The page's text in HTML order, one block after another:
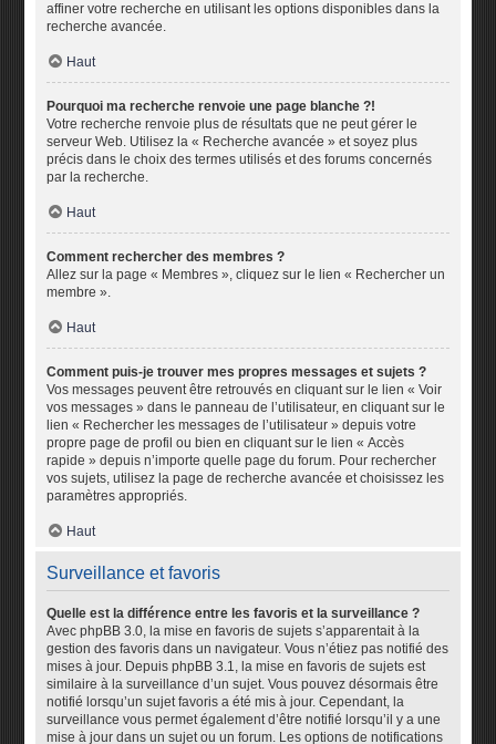
affiner votre recherche en utilisant les options disponibles dans la
recherche avancée.
Haut
Pourquoi ma recherche renvoie une page blanche ?!
Votre recherche renvoie plus de résultats que ne peut gérer le
serveur Web. Utilisez la « Recherche avancée » et soyez plus
précis dans le choix des termes utilisés et des forums concernés
par la recherche.
Haut
Comment rechercher des membres ?
Allez sur la page « Membres », cliquez sur le lien « Rechercher un
membre ».
Haut
Comment puis-je trouver mes propres messages et sujets ?
Vos messages peuvent être retrouvés en cliquant sur le lien « Voir
vos messages » dans le panneau de l’utilisateur, en cliquant sur le
lien « Rechercher les messages de l’utilisateur » depuis votre
propre page de profil ou bien en cliquant sur le lien « Accès
rapide » depuis n’importe quelle page du forum. Pour rechercher
vos sujets, utilisez la page de recherche avancée et choisissez les
paramètres appropriés.
Haut
Surveillance et favoris
Quelle est la différence entre les favoris et la surveillance ?
Avec phpBB 3.0, la mise en favoris de sujets s’apparentait à la
gestion des favoris dans un navigateur. Vous n’étiez pas notifié des
mises à jour. Depuis phpBB 3.1, la mise en favoris de sujets est
similaire à la surveillance d’un sujet. Vous pouvez désormais être
notifié lorsqu’un sujet favoris a été mis à jour. Cependant, la
surveillance vous permet également d’être notifié lorsqu’il y a une
mise à jour dans un sujet ou un forum. Les options de notifications